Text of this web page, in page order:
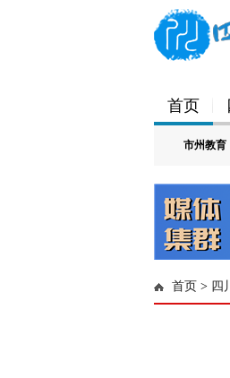
首页
市州教育
'); })();
首页 > 四